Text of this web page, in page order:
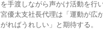
を手渡しながら声かけ活動を行
宮優太支社長代理は「運動が広
がればうれしい」と期待する。